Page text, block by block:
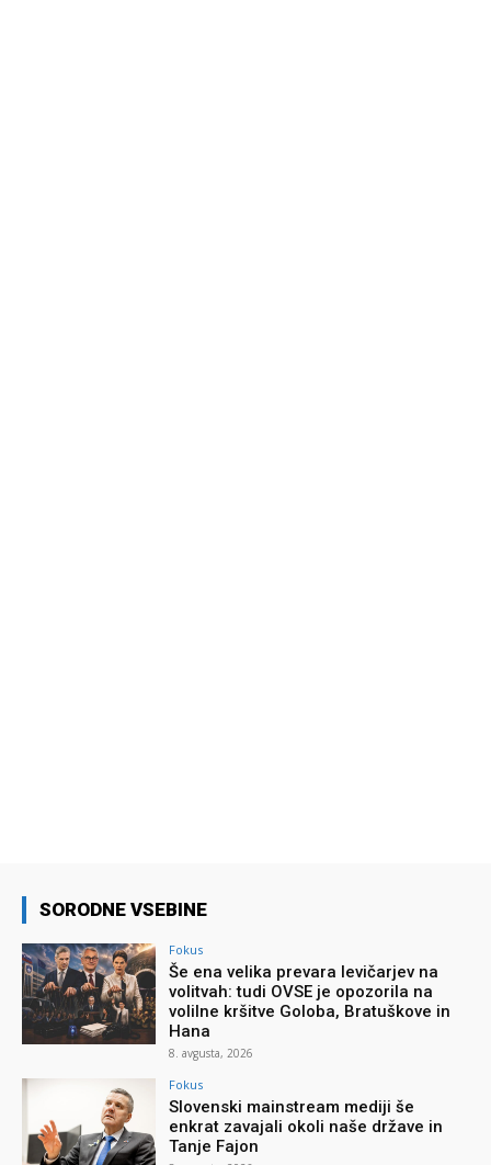
SORODNE VSEBINE
Fokus
Še ena velika prevara levičarjev na
volitvah: tudi OVSE je opozorila na
volilne kršitve Goloba, Bratuškove in
Hana
8. avgusta, 2026
Fokus
Slovenski mainstream mediji še
enkrat zavajali okoli naše države in
Tanje Fajon